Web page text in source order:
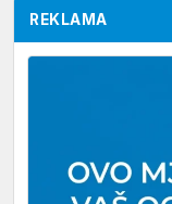
REKLAMA